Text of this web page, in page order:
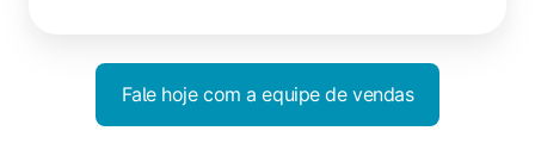
Fale hoje com a equipe de vendas